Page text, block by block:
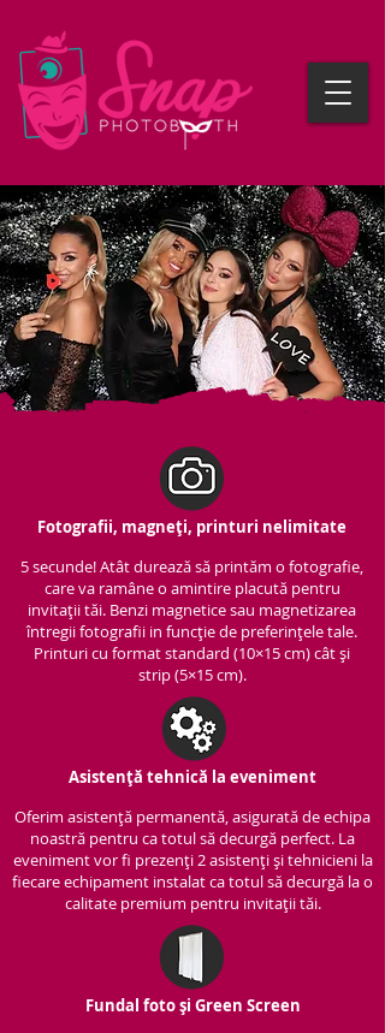
Fotografii, magneți, printuri nelimitate
5 secunde! Atât durează să printăm o fotografie,
care va ramâne o amintire placută pentru
invitații tăi. Benzi magnetice sau magnetizarea
întregii fotografii in funcție de preferințele tale.
Printuri cu format standard (10×15 cm) cât și
strip (5×15 cm).
Asistență tehnică la eveniment
Oferim asistență permanentă, asigurată de echipa
noastră pentru ca totul să decurgă perfect. La
eveniment vor fi prezenți 2 asistenți și tehnicieni la
fiecare echipament instalat ca totul să decurgă la o
calitate premium pentru invitații tăi.
Fundal foto și Green Screen